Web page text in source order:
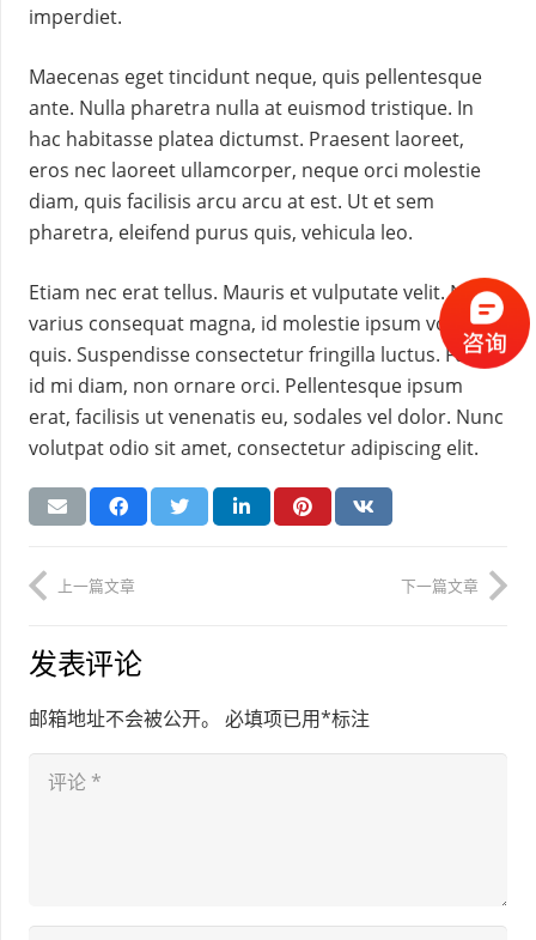
imperdiet.
Maecenas eget tincidunt neque, quis pellentesque
ante. Nulla pharetra nulla at euismod tristique. In
hac habitasse platea dictumst. Praesent laoreet,
eros nec laoreet ullamcorper, neque orci molestie
diam, quis facilisis arcu arcu at est. Ut et sem
pharetra, eleifend purus quis, vehicula leo.
Etiam nec erat tellus. Mauris et vulputate velit. Nulla
varius consequat magna, id molestie ipsum volutpat
quis. Suspendisse consectetur fringilla luctus. Fusce
id mi diam, non ornare orci. Pellentesque ipsum
erat, facilisis ut venenatis eu, sodales vel dolor. Nunc
volutpat odio sit amet, consectetur adipiscing elit.
上一篇文章 下一篇文章
发表评论
邮箱地址不会被公开。 必填项已用*标注